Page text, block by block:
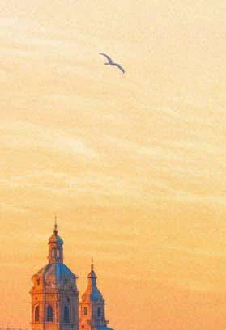
лекции
книги
«Вредный» фильм
01 января 2019,